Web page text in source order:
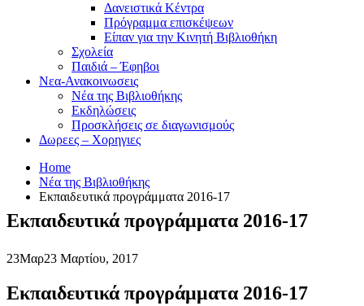
Δανειστικά Κέντρα
Πρόγραμμα επισκέψεων
Είπαν για την Κινητή Βιβλιοθήκη
Σχολεία
Παιδιά – Έφηβοι
Νεα-Ανακοινωσεις
Νέα της Βιβλιοθήκης
Εκδηλώσεις
Προσκλήσεις σε διαγωνισμούς
Δωρεες – Χορηγιες
Home
Νέα της Βιβλιοθήκης
Εκπαιδευτικά προγράμματα 2016-17
Εκπαιδευτικά προγράμματα 2016-17
23Μαρ23 Μαρτίου, 2017
Εκπαιδευτικά προγράμματα 2016-17